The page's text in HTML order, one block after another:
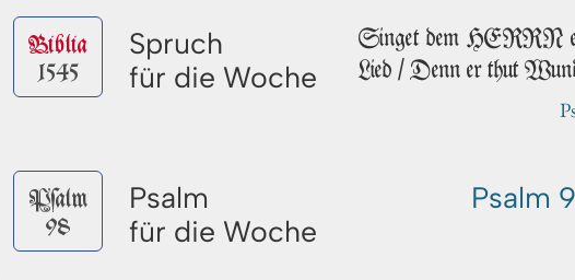
Biblia
1545
Spruch
für die Woche
Singet dem HERRN
Lied / Denn er thut
Pſalm
98
Psalm
für die Woche
Psalm